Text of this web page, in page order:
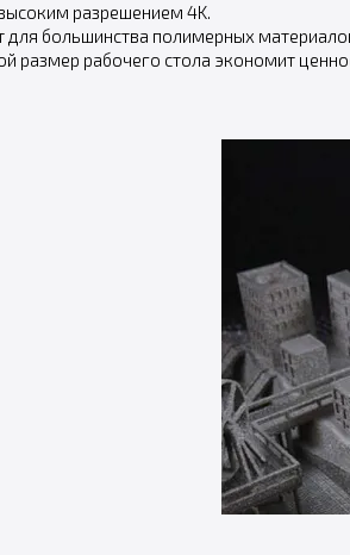
разрешением 4K.
для большинства полимерных
размер рабочего стола экономит